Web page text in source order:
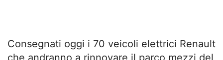
Consegnati oggi i 70 veicoli elettrici Renault
che andranno a rinnovare il parco mezzi del